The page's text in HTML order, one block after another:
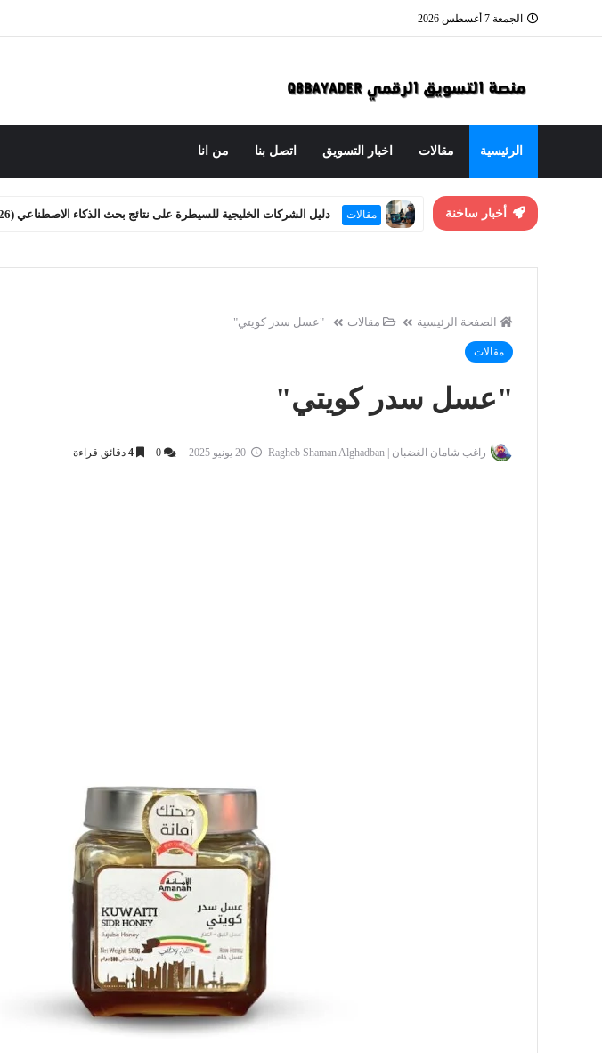
الجمعة 7 أغسطس 2026
الرئيسية مقالات اخبار التسويق اتصل بنا من انا
أخبار ساخنة مقالات دليل الشركات الخليجية للسيطرة على نتائج بحث الذكاء الاصطناعي (GEO 2026)
الصفحة الرئيسية مقالات "عسل سدر كويتي"
مقالات
"عسل سدر كويتي"
راغب شامان الغضبان | Ragheb Shaman Alghadban 0
4 دقائق قراءة